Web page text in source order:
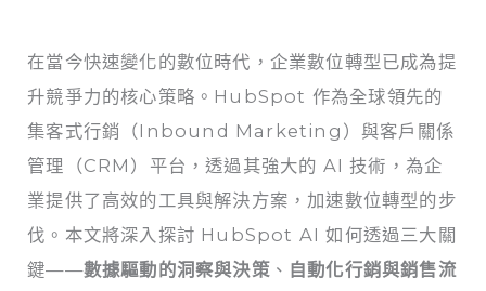
在當今快速變化的數位時代，企業數位轉型已成為提
升競爭力的核心策略。HubSpot 作為全球領先的
集客式行銷（Inbound Marketing）與客戶關係
管理（CRM）平台，透過其強大的 AI 技術，為企
業提供了高效的工具與解決方案，加速數位轉型的步
伐。本文將深入探討 HubSpot AI 如何透過三大關
鍵——數據驅動的洞察與決策、 自動化行銷與銷售流